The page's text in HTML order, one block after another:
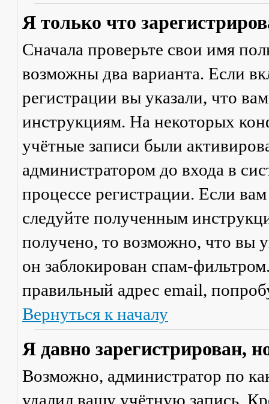
Я только что
Сначала проверьте свои имя
возможны два варианта. Если
регистрации вы указали, что
инструкциям. На некоторых
учётные записи были
администратором до входа в
процессе регистрации. Если
следуйте полученным
получено, то возможно, что вы
он заблокирован спам-
правильный адрес email,
Вернуться к началу
Я давно зарегистрирован,
Возможно, администратор по
удалил вашу учётную запись.